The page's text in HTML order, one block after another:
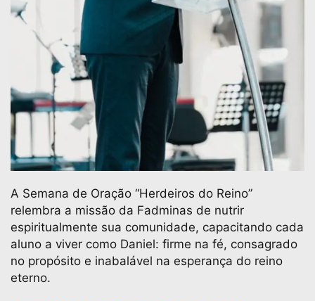
A Semana de Oração “Herdeiros do Reino”
relembra a missão da Fadminas de nutrir
espiritualmente sua comunidade, capacitando cada
aluno a viver como Daniel: firme na fé, consagrado
no propósito e inabalável na esperança do reino
eterno.